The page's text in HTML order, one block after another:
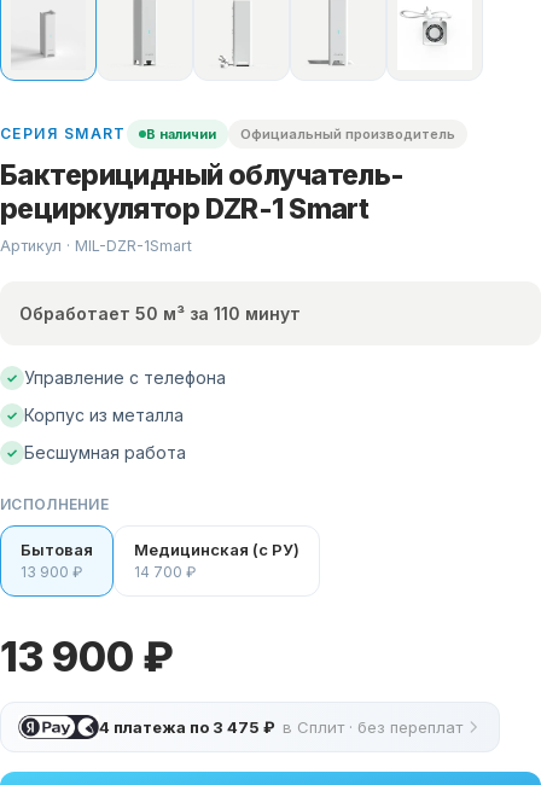
СЕРИЯ SMART В наличии Официальный производитель
Бактерицидный облучатель-
рециркулятор DZR-1 Smart
Артикул · MIL-DZR-1Smart
Обработает 50 м³ за 110 минут
✓ Управление с телефона
✓ Корпус из металла
✓ Бесшумная работа
ИСПОЛНЕНИЕ
Бытовая
13 900 ₽
Медицинская (с РУ)
14 700 ₽
13 900 ₽
4 платежа по 3 475 ₽ в Сплит · без переплат